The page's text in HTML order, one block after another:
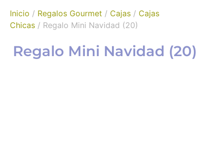
Inicio / Regalos Gourmet / Cajas / Cajas
Chicas / Regalo Mini Navidad (20)
Regalo Mini Navidad (20)